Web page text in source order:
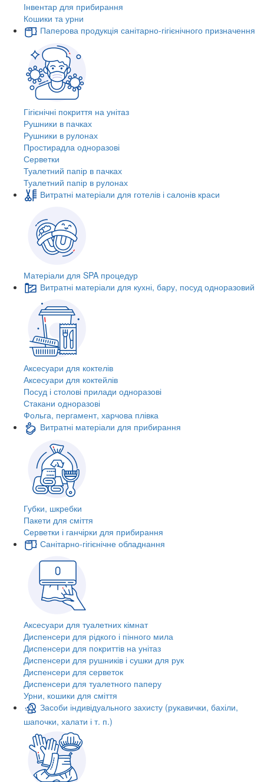
Інвентар для прибирання
Кошики та урни
Паперова продукція санітарно-гігієнічного призначення
Гігієнічні покриття на унітаз
Рушники в пачках
Рушники в рулонах
Простирадла одноразові
Серветки
Туалетний папір в пачках
Туалетний папір в рулонах
Витратні матеріали для готелів і салонів краси
Матеріали для SPA процедур
Витратні матеріали для кухні, бару, посуд одноразовий
Аксесуари для коктелів
Аксесуари для коктейлів
Посуд і столові прилади одноразові
Стакани одноразові
Фольга, пергамент, харчова плівка
Витратні матеріали для прибирання
Губки, шкребки
Пакети для сміття
Серветки і ганчірки для прибирання
Санітарно-гігієнічне обладнання
Аксесуари для туалетних кімнат
Диспенсери для рідкого і пінного мила
Диспенсери для покриттів на унітаз
Диспенсери для рушників і сушки для рук
Диспенсери для серветок
Диспенсери для туалетного паперу
Урни, кошики для сміття
Засоби індивідуального захисту (рукавички, бахіли,
шапочки, халати і т. п.)